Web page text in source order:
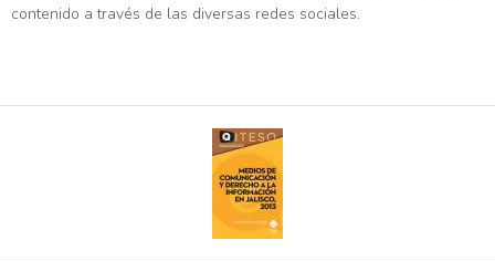
contenido a través de las diversas redes sociales.